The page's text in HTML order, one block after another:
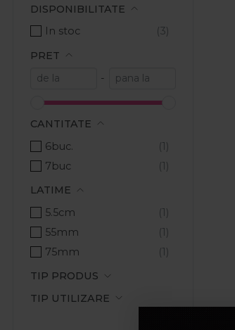
DISPONIBILITATE
In stoc
PRET
-
CANTITATE
6buc.
7buc
LATIME
5.5cm
55mm
75mm
TIP PRODUS
TIP UTILIZARE